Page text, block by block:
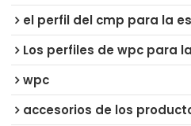
el perfil del cmp para la
Los perfiles de wpc para
wpc
accesorios de los